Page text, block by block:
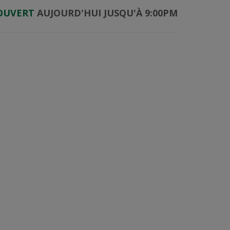
AUJOURD'HUI JUSQU'À 9:00PM